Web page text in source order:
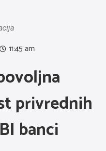
11:45 am
privrednih
banci